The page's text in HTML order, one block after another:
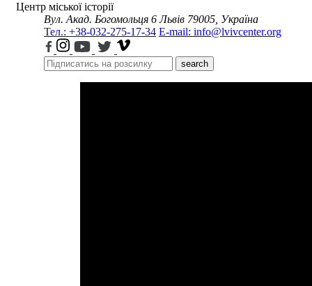
Центр міської історії
Вул. Акад. Богомольця 6 Львів 79005, Україна
Тел.: +38-032-275-17-34 E-mail: info@lvivcenter.org
search